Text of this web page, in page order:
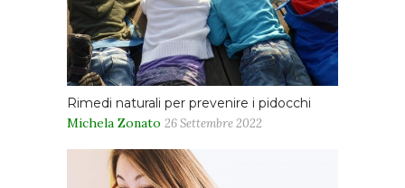
Rimedi naturali per prevenire i pidocchi
Michela Zonato 26 Settembre 2022